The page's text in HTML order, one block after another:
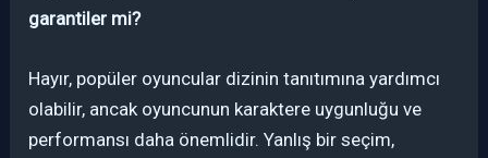
garantiler mi?
Hayır, popüler oyuncular dizinin tanıtımına yardımcı
olabilir, ancak oyuncunun karaktere uygunluğu ve
performansı daha önemlidir. Yanlış bir seçim,